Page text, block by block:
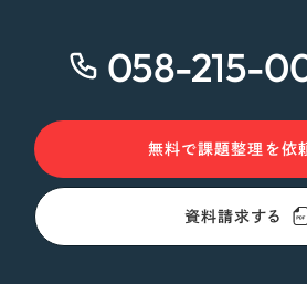
058-215-
無料で課題整理を依
資料請求する